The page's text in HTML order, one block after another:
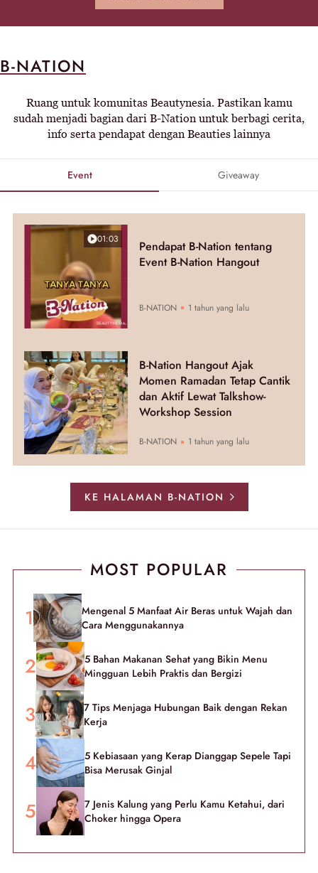
B-NATION
Ruang untuk komunitas Beautynesia. Pastikan kamu
sudah menjadi bagian dari B-Nation untuk berbagi cerita,
info serta pendapat dengan Beauties lainnya
Event Giveaway
01:03
Pendapat B-Nation tentang
Event B-Nation Hangout
B-NATION 1 tahun yang lalu
B-Nation Hangout Ajak
Momen Ramadan Tetap Cantik
dan Aktif Lewat Talkshow-
Workshop Session
B-NATION 1 tahun yang lalu
KE HALAMAN B-NATION
MOST POPULAR
Mengenal 5 Manfaat Air Beras untuk Wajah dan
Cara Menggunakannya
5 Bahan Makanan Sehat yang Bikin Menu
Mingguan Lebih Praktis dan Bergizi
7 Tips Menjaga Hubungan Baik dengan Rekan
Kerja
5 Kebiasaan yang Kerap Dianggap Sepele Tapi
Bisa Merusak Ginjal
7 Jenis Kalung yang Perlu Kamu Ketahui, dari
Choker hingga Opera